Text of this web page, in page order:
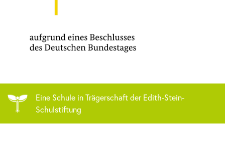
Eine Schule in Trägerschaft der Edith-Stein-
Schulstiftung